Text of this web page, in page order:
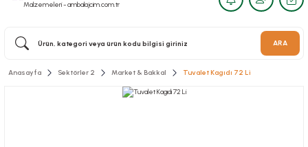
ARA
Anasayfa Sektörler 2 Market & Bakkal Tuvalet Kagıdı 72 Li